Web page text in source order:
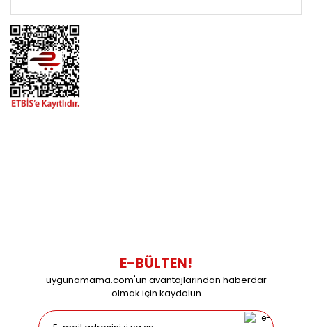
E-BÜLTEN!
uygunamama.com'un avantajlarından haberdar
olmak için kaydolun